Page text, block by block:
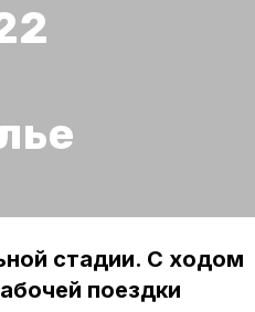
стадии. С ходом
поездки